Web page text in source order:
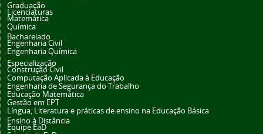
Graduação
Licenciaturas
Matemática
Química
Bacharelado
Engenharia Civil
Engenharia Química
Especialização
Construção Civil
Computação Aplicada à Educação
Engenharia de Segurança do Trabalho
Educação Matemática
Gestão em EPT
Língua, Literatura e práticas de ensino na Educação Básica
Ensino à Distância
Equipe EaD